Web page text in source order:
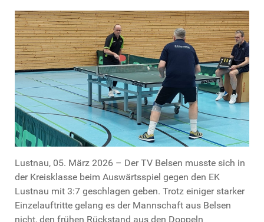
Lustnau, 05. März 2026 – Der TV Belsen musste sich in
der Kreisklasse beim Auswärtsspiel gegen den EK
Lustnau mit 3:7 geschlagen geben. Trotz einiger starker
Einzelauftritte gelang es der Mannschaft aus Belsen
nicht, den frühen Rückstand aus den Doppeln